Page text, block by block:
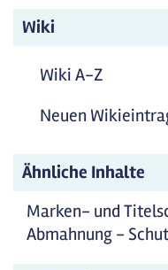
Wiki
Wiki A-Z
Neuen
Ähnliche Inhalte
Marken- und
Abmahnung -